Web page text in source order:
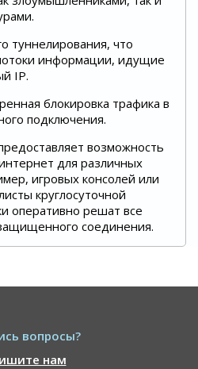
туннелирования, что
информации, идущие
IP.
блокировка трафика в
подключения.
возможность
для различных
игровых консолей или
круглосуточной
оперативно решат все
соединения.
вопросы?
нам